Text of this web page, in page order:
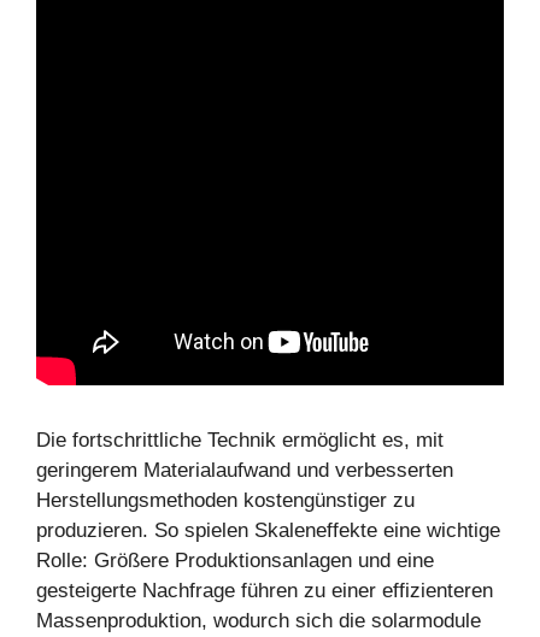
Die fortschrittliche Technik ermöglicht es, mit
geringerem Materialaufwand und verbesserten
Herstellungsmethoden kostengünstiger zu
produzieren. So spielen Skaleneffekte eine wichtige
Rolle: Größere Produktionsanlagen und eine
gesteigerte Nachfrage führen zu einer effizienteren
Massenproduktion, wodurch sich die solarmodule